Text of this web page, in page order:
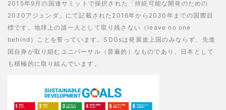
2015年9月の国連サミットで採択された「持続可能な開発のための
2030アジェンダ」にて記載された2016年から2030年までの国際目
標です。地球上の誰一人として取り残さない（leave no one
behind）ことを誓っています。SDGsは発展途上国のみならず、先進
国自身が取り組むユニバーサル（普遍的）なものであり、日本として
も積極的に取り組んでいます。